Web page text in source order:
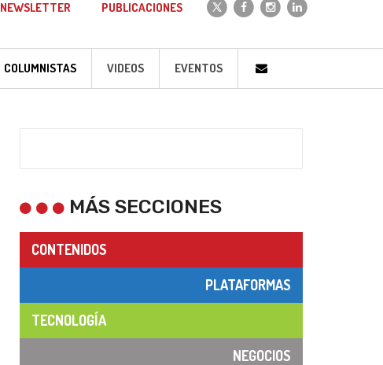
NEWSLETTER PUBLICACIONES
COLUMNISTAS VIDEOS EVENTOS
MÁS SECCIONES
CONTENIDOS
PLATAFORMAS
TECNOLOGÍA
NEGOCIOS